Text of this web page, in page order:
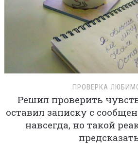
ПРОВЕРКА
Решил проверить
оставил записку с
навсегда, но такой